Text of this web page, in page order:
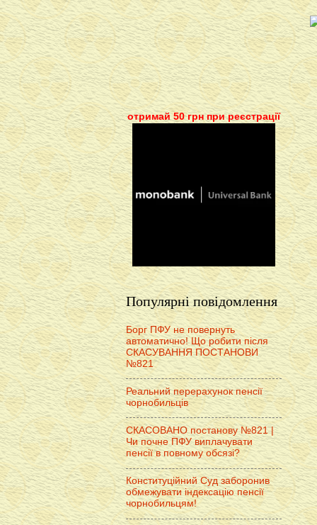
отримай 50 грн при реєстрації
Популярні повідомлення
Борг ПФУ не повернуть
автоматично! Що робити після
СКАСУВАННЯ ПОСТАНОВИ
№821
Реальний перерахунок пенсії
чорнобильців
СКАСОВАНО постанову №821 |
Чи почне ПФУ виплачувати
пенсії в повному обсязі?
Конституційний Суд заборонив
обмежувати індексацію пенсії
чорнобильцям!